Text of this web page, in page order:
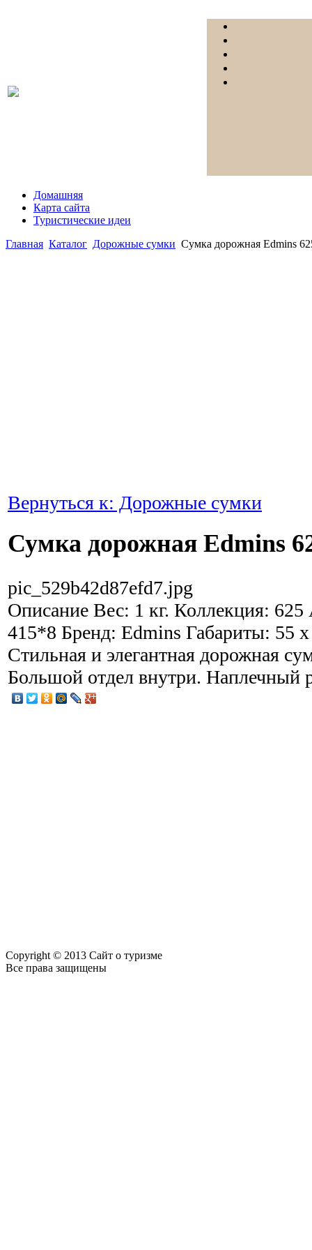
Домашняя
Карта сайта
Туристические идеи
Главная Каталог Дорожные сумки Сумка дорожная Edmins
Вернуться к: Дорожные сумки
Сумка дорожная Edmins
pic_529b42d87efd7.jpg
Описание Вес: 1 кг. Коллекция:
415*8 Бренд: Edmins Габариты: 55
Стильная и элегантная дорожная
Большой отдел внутри. Наплечный
Copyright © 2013 Сайт о туризме
Все права защищены